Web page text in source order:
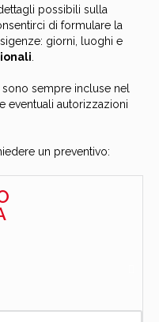
possibili sulla
di formulare la
giorni, luoghi e
.
sempre incluse nel
eventuali autorizzazioni
un preventivo: